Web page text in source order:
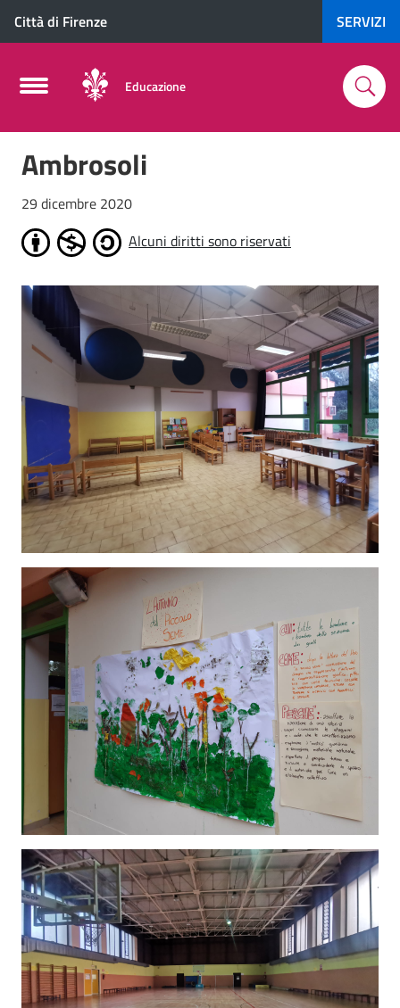
Città di Firenze SERVIZI
Educazione
Ambrosoli
29 dicembre 2020
Alcuni diritti sono riservati